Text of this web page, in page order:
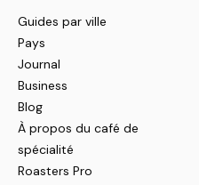
Guides par ville
Pays
Journal
Business
Blog
À propos du café de
spécialité
Roasters Pro